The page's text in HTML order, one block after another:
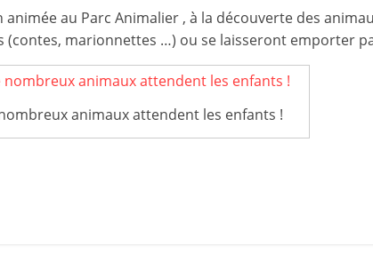
au Parc Animalier , à la découverte des
marionnettes …) ou se laisseront emporter
animaux attendent les enfants !